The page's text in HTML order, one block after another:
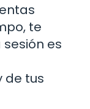
te
es
de tus